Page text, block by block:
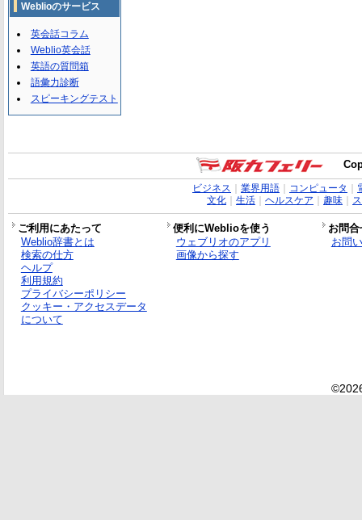
Weblioのサービス
英会話コラム
Weblio英会話
英語の質問箱
語彙力診断
スピーキングテスト
ビジネス 業界用語｜ コンピュータ
文化｜ 生活｜ ヘルスケア 趣味｜
ご利用にあたって 便利にWeblioを使う
お問
Weblio辞書とは
検索の仕方
ヘルプ
利用規約
プライバシーポリシー
クッキー・アクセスデータ
について
ウェブリオのアプリ
画像から探す
お問